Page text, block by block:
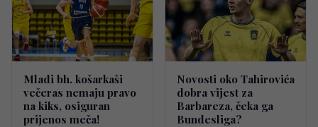
Mladi bh. košarkaši
večeras nemaju pravo
na kiks, osiguran
prijenos meča!
Novosti oko Tahirovića
dobra vijest za
Barbareza, čeka ga
Bundesliga?